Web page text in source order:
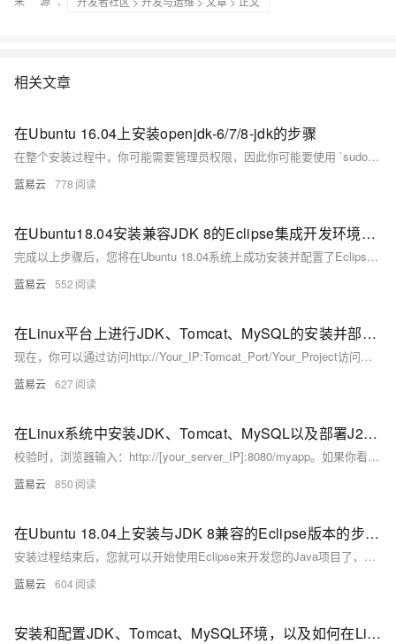
相关文章
在Ubuntu 16.04上安装openjdk-6/7/8-jdk的步骤
在整个安装过程中，你可能需要管理员权限，因此你可能要使用 `sudo` 来获取必要的权限。记得做完每一个步骤后，都要检查输出，以确保没有发生错误，并且每项操作都成功完成。如果在安装过程中遇到问题，查看 `/var/log/` 下的日志文件对于问题的解决可能是有帮助的。
蓝易云 778
在Ubuntu18.04安装兼容JDK 8的Eclipse集成开发环境的指南。
完成以上步骤后，您将在Ubuntu 18.04系统上成功安装并配置了Eclipse IDE，它将与JDK 8兼容，可以开始进行Java开发工作。如果遇到任何问题，请确保每一步骤都正确执行，并检查是否所有路径都与您的具体情况相匹配。
蓝易云 552
在Linux平台上进行JDK、Tomcat、MySQL的安装并部署后端项目
现在，你可以通过访问http://Your_IP:Tomcat_Port/Your_Project访问你的项目了。如果一切顺利，你将看到那绚烂的胜利之光照耀在你的项目之上！
蓝易云 627
在Linux系统中安装JDK、Tomcat、MySQL以及部署J2EE后端接口
校验时，浏览器输入：http://[your_server_IP]:8080/myapp。如果你看到你的应用的欢迎页面，恭喜你，一切都已就绪。
蓝易云 850
在Ubuntu 18.04上安装与JDK 8兼容的Eclipse版本的步骤。
安装过程结束后，您就可以开始使用Eclipse来开发您的Java项目了，并且确保它与JDK 8兼容无误。这个过程涉及的是一个基本的安装流程，针对使用Java 8的用户，Eclipse的其他配置和插件安装根据个人开发环境和需求来定制。
蓝易云 604
安装和配置JDK、Tomcat、MySQL环境，以及如何在Linux下更改后端端口。